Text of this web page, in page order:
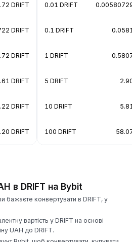
DRIFT
DRIFT
DRIFT
DRIFT
DRIFT
DRIFT
0.01 DRIFT
0.1 DRIFT
1 DRIFT
5 DRIFT
10 DRIFT
100 DRIFT
в DRIFT на Bybit
бажаєте конвертувати в DRIFT, у
вартість у DRIFT на основі
UAH до DRIFT.